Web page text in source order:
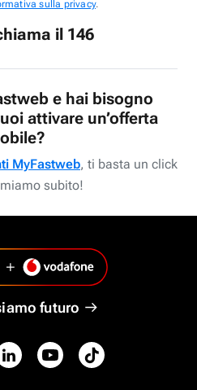
sulla privacy.
il 146
e hai bisogno
attivare un’offerta
MyFastweb, ti basta un click
subito!
futuro